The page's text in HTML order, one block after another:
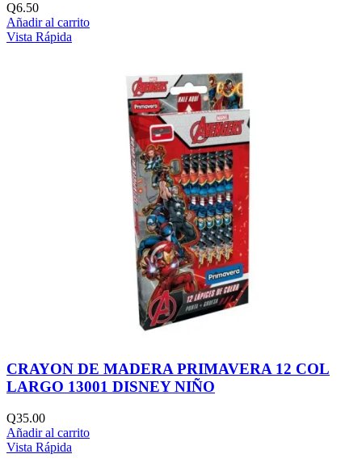
Q6.50
Añadir al carrito
Vista Rápida
CRAYON DE MADERA PRIMAVERA 12 COL
LARGO 13001 DISNEY NIÑO
Q35.00
Añadir al carrito
Vista Rápida